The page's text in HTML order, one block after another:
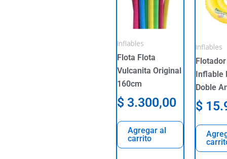
Inflables
Flota Flota
Vulcanita Original
160cm
$ 3.300,00
Agregar al
carrito
Inflables
Inflable
Doble
$